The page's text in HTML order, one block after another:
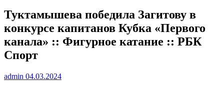
Туктамышева победила Загитову в
конкурсе капитанов Кубка «Первого
канала» :: Фигурное катание :: РБК
Спорт
admin 04.03.2024